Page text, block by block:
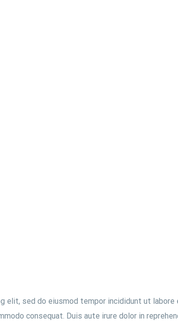
sed do eiusmod tempor incididunt ut labore
consequat. Duis aute irure dolor in